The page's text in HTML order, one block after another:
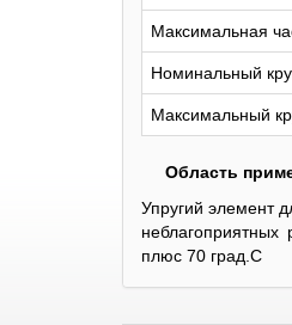
Максимальная
Номинальный
Максимальный
Область
Упругий элемент
плюс 70 град.С